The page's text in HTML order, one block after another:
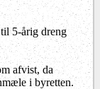
5-årig dreng
afvist, da
i byretten.